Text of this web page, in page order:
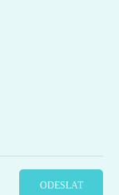
ODESLAT